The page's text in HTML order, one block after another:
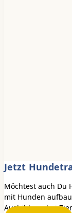
Jetzt
Möchtest auch Du
mit Hunden
Ausbildung bei